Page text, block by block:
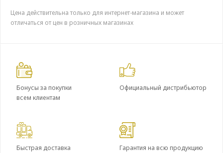
Цена действительна только для интернет-магазина и может
отличаться от цен в розничных магазинах
Бонусы за покупки
всем клиентам
Официальный дистрибьютор
Быстрая доставка
Гарантия на всю продукцию